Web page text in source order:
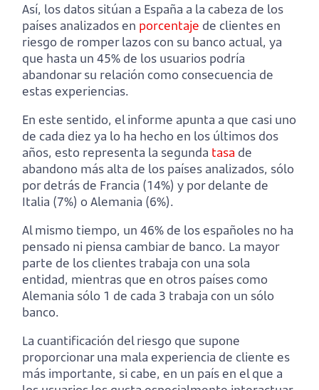
Así, los datos sitúan a España a la cabeza de los
países analizados en porcentaje de clientes en
riesgo de romper lazos con su banco actual, ya
que hasta un 45% de los usuarios podría
abandonar su relación como consecuencia de
estas experiencias.
En este sentido, el informe apunta a que casi uno
de cada diez ya lo ha hecho en los últimos dos
años, esto representa la segunda tasa de
abandono más alta de los países analizados, sólo
por detrás de Francia (14%) y por delante de
Italia (7%) o Alemania (6%).
Al mismo tiempo, un 46% de los españoles no ha
pensado ni piensa cambiar de banco. La mayor
parte de los clientes trabaja con una sola
entidad, mientras que en otros países como
Alemania sólo 1 de cada 3 trabaja con un sólo
banco.
La cuantificación del riesgo que supone
proporcionar una mala experiencia de cliente es
más importante, si cabe, en un país en el que a